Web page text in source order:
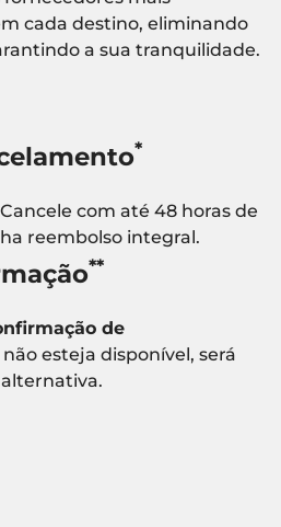
cada destino, eliminando
a sua tranquilidade.
*
com até 48 horas de
reembolso integral.
**
de
não esteja disponível, será